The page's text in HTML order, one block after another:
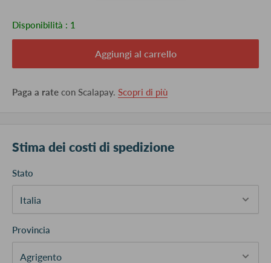
Disponibilità : 1
Aggiungi al carrello
Paga a rate con Scalapay. Scopri di più
Stima dei costi di spedizione
Stato
Provincia